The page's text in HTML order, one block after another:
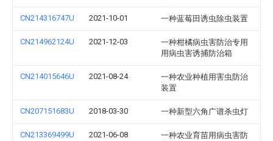
CN214316747U 2021-10-01 一种蓝莓田诱虫除虫装置
CN214962124U 2021-12-03
一种柑橘病虫害防治专用
用病虫害诱捕防治箱
CN214015646U 2021-08-24
一种农业种植用害虫防治
装置
CN207151683U 2018-03-30 一种新型六角广谱杀虫灯
CN213369499U 2021-06-08
一种农业育苗用病虫害防